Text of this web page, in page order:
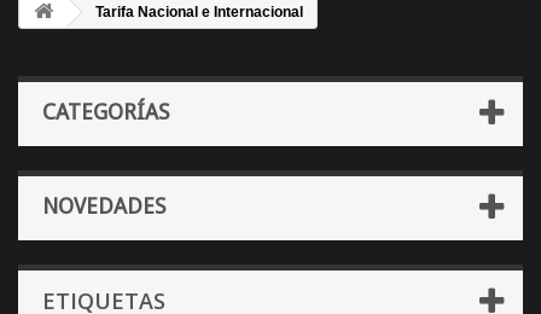
Tarifa Nacional e Internacional
CATEGORÍAS
NOVEDADES
ETIQUETAS